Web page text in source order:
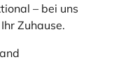
– bei uns
Zuhause.